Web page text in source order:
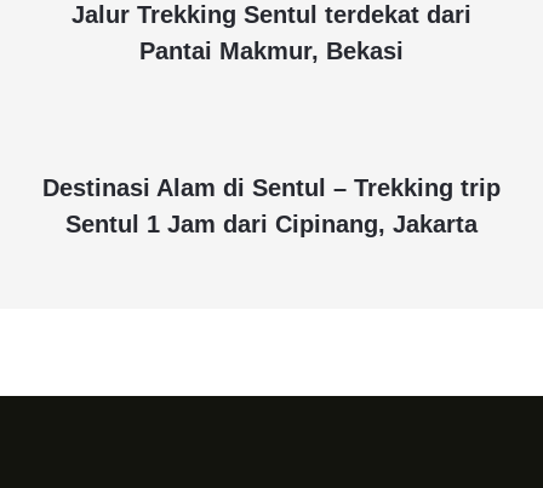
Jalur Trekking Sentul terdekat dari
Pantai Makmur, Bekasi
Destinasi Alam di Sentul – Trekking trip
Sentul 1 Jam dari Cipinang, Jakarta